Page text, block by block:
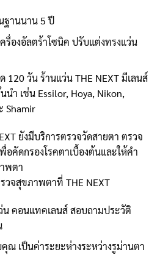
ฐานนาน 5 ปี
รื่องอัลตร้าโซนิค ปรับแต่งทรงแว่น
120 วัน ร้านแว่น THE NEXT มีเลนส์
ำ เช่น Essilor, Hoya, Nikon,
Shamir
ยังมีบริการตรวจวัดสายตา ตรวจ
คัดกรองโรคตาเบื้องต้นและให้คำ
พตา
จสุขภาพตาที่ THE NEXT
คอนแทคเลนส์ สอบถามประวัติ
ณ เป็นค่าระยะห่างระหว่างรูม่านตา